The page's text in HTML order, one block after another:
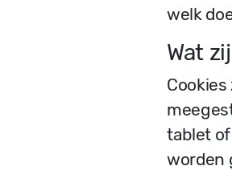
welk
Wat
tablet of
worden